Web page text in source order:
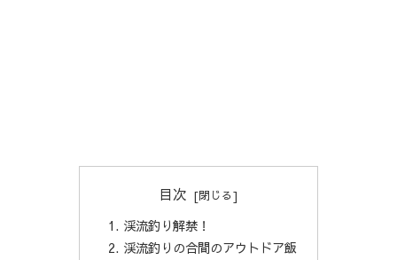
目次
渓流釣り解禁！
渓流釣りの合間のアウトドア飯